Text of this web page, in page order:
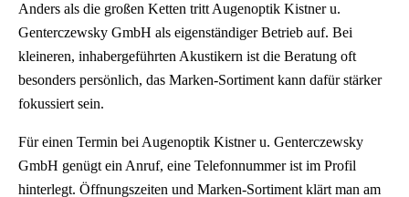
Anders als die großen Ketten tritt Augenoptik Kistner u.
Genterczewsky GmbH als eigenständiger Betrieb auf. Bei
kleineren, inhabergeführten Akustikern ist die Beratung oft
besonders persönlich, das Marken-Sortiment kann dafür stärker
fokussiert sein.
Für einen Termin bei Augenoptik Kistner u. Genterczewsky
GmbH genügt ein Anruf, eine Telefonnummer ist im Profil
hinterlegt. Öffnungszeiten und Marken-Sortiment klärt man am